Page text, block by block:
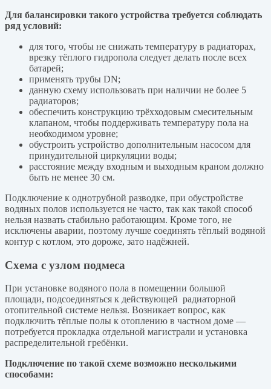
Для балансировки такого устройства требуется соблюдать
ряд условий:
для того, чтобы не снижать температуру в радиаторах,
врезку тёплого гидропола следует делать после всех
батарей;
применять трубы DN;
данную схему использовать при наличии не более 5
радиаторов;
обеспечить конструкцию трёхходовым смесительным
клапаном, чтобы поддерживать температуру пола на
необходимом уровне;
обустроить устройство дополнительным насосом для
принудительной циркуляции воды;
расстояние между входным и выходным краном должно
быть не менее 30 см.
Подключение к однотрубной разводке, при обустройстве
водяных полов используется не часто, так как такой способ
нельзя назвать стабильно работающим. Кроме того, не
исключены аварии, поэтому лучше соединять тёплый водяной
контур с котлом, это дороже, зато надёжней.
Схема с узлом подмеса
При установке водяного пола в помещении большой
площади, подсоединяться к действующей радиаторной
отопительной системе нельзя. Возникает вопрос, как
подключить тёплые полы к отоплению в частном доме —
потребуется прокладка отдельной магистрали и установка
распределительной гребёнки.
Подключение по такой схеме возможно несколькими
способами: